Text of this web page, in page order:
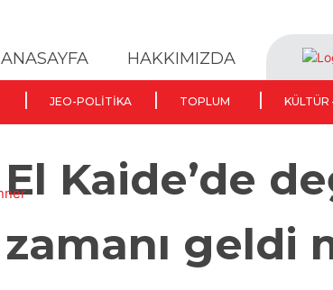
ANASAYFA HAKKIMIZDA
JEO-POLITIKA TOPLUM KÜLTÜR
El Kaide’de
zamanı geldi